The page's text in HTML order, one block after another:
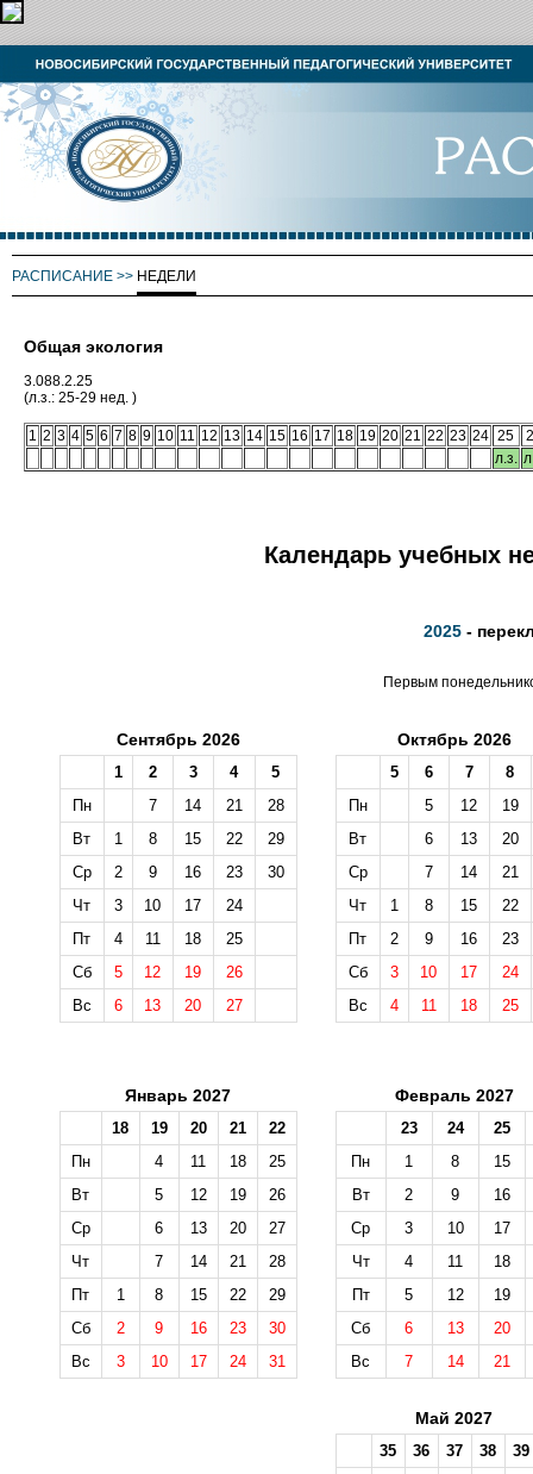
РАСПИСАНИЕ >> НЕДЕЛИ
Общая экология
3.088.2.25
(л.з.: 25-29 нед. )
1 2 3 4 5 6 7 8 9 10 11 12 13 14 15 16 17 18 19 20 21 22 23 24 25
л.з.
Календарь учебных
2025 -
Первым
Сентябрь 2026
1 2 3 4
5
Пн
7 14 21
28
Вт
1 8 15 22
29
Ср
2 9 16 23
30
Чт
3 10 17
24
Пт
4 11 18
25
Сб
5 12 19
26
Вс
6 13 20 27
Октябрь 2026
5 6 7
8
Пн
5 12
19
Вт
6 13
20
Ср
7 14
21
Чт
1 8 15
22
Пт
2 9 16
23
Сб
3 10 17
24
Вс
4 11 18 25
Январь 2027
18 19 20 21
22
Пн
4 11 18
25
Вт
5 12 19
26
Ср
6 13 20
27
Чт
7 14 21
28
Пт
1 8 15 22
29
Сб
2 9 16 23
30
Вс
3 10 17 24 31
Февраль 2027
23 24
25
Пн
1 8
15
Вт
2 9
16
Ср
3 10
17
Чт
4 11
18
Пт
5 12
19
Сб
6 13
20
Вс
7 14 21
Май 2027
35 36 37 38
39